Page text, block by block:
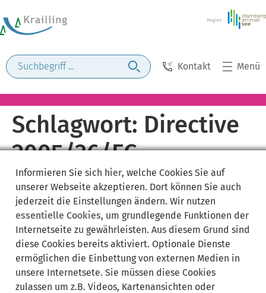
Kontakt Menü
Schlagwort: Directive
2005/36/EC
Informieren Sie sich hier, welche Cookies Sie auf
unserer Webseite akzeptieren. Dort können Sie auch
jederzeit die Einstellungen ändern. Wir nutzen
essentielle Cookies, um grundlegende Funktionen der
Internetseite zu gewährleisten. Aus diesem Grund sind
diese Cookies bereits aktiviert. Optionale Dienste
ermöglichen die Einbettung von externen Medien in
unsere Internetsete. Sie müssen diese Cookies
zulassen um z.B. Videos, Kartenansichten oder